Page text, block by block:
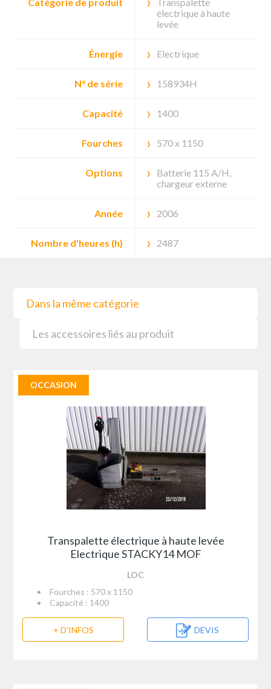
Catégorie de produit
Transpalette
électrique à haute
levée
Énergie Electrique
N° de série 158934H
Capacité 1400
Fourches 570 x 1150
Options
Batterie 115 A/H,
chargeur externe
Année 2006
Nombre d'heures (h) 2487
Dans la même catégorie
Les accessoires liés au produit
OCCASION
Transpalette électrique à haute levée
Electrique STACKY14 MOF
LOC
Fourches : 570 x 1150
Capacité : 1400
+ D'INFOS DEVIS